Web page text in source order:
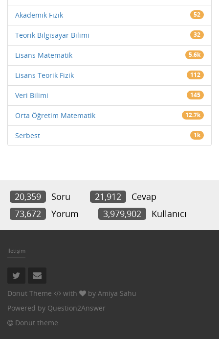
Akademik Fizik 52
Teorik Bilgisayar Bilimi 32
Lisans Matematik 5.6k
Lisans Teorik Fizik 112
Veri Bilimi 145
Orta Öğretim Matematik 12.7k
Serbest 1k
20,359 Soru 21,912
Cevap
73,672
Yorum 3,979,902 Kullanıcı
İletişim
Donut Theme with by Amiya Sahu
Powered by Question2Answer
Donut theme